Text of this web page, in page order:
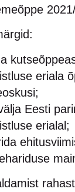
eriala
Eesti
erialal;